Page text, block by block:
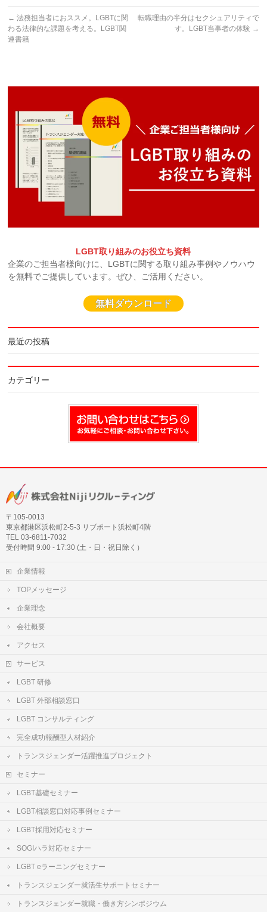
← 法務担当者におススメ。LGBTに関
わる法律的な課題を考える。LGBT関
連書籍
転職理由の半分はセクシュアリティで
す。LGBT当事者の体験 →
LGBT取り組みのお役立ち資料
企業のご担当者様向けに、LGBTに関する取り組み事例やノウハウ
を無料でご提供しています。ぜひ、ご活用ください。
無料ダウンロード
最近の投稿
カテゴリー
〒105‐0013
東京都港区浜松町2-5-3 リブポート浜松町4階
TEL 03-6811-7032
受付時間 9:00 - 17:30 (土・日・祝日除く）
企業情報
TOPメッセージ
企業理念
会社概要
アクセス
サービス
LGBT 研修
LGBT 外部相談窓口
LGBT コンサルティング
完全成功報酬型人材紹介
トランスジェンダー活躍推進プロジェクト
セミナー
LGBT基礎セミナー
LGBT相談窓口対応事例セミナー
LGBT採用対応セミナー
SOGIハラ対応セミナー
LGBT eラーニングセミナー
トランスジェンダー就活生サポートセミナー
トランスジェンダー就職・働き方シンポジウム